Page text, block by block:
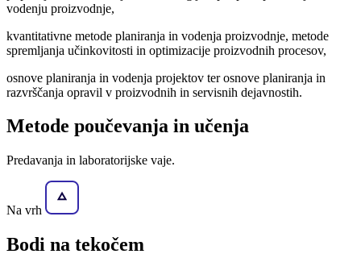
vodenju proizvodnje,
kvantitativne metode planiranja in vodenja proizvodnje, metode
spremljanja učinkovitosti in optimizacije proizvodnih procesov,
osnove planiranja in vodenja projektov ter osnove planiranja in
razvrščanja opravil v proizvodnih in servisnih dejavnostih.
Metode poučevanja in učenja
Predavanja in laboratorijske vaje.
Na vrh
Bodi na tekočem